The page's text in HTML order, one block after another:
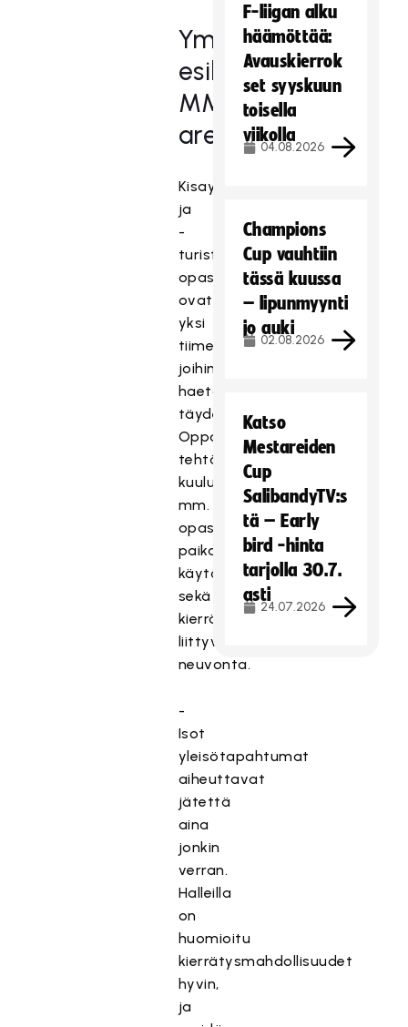
Ympäristöasiat
esillä
MM-
areenoilla
Kisayleisön
ja
-
turistien
opastustehtävät
ovat
yksi
tiimeistä,
joihin
haetaan
täydennystä.
Oppaiden
tehtäviin
kuuluu
mm.
opastaminen
paikallisliikenteen
käytössä
sekä
kierrätykseen
liittyvä
neuvonta.
-
Isot
yleisötapahtumat
aiheuttavat
jätettä
aina
jonkin
verran.
Halleilla
on
huomioitu
kierrätysmahdollisuudet
hyvin,
ja
F-liigan alku
häämöttää:
Avauskierrok
set syyskuun
toisella
viikolla
04.08.2026
Champions
Cup vauhtiin
tässä kuussa
– lipunmyynti
jo auki
02.08.2026
Katso
Mestareiden
Cup
SalibandyTV:s
tä – Early
bird -hinta
tarjolla 30.7.
asti
24.07.2026